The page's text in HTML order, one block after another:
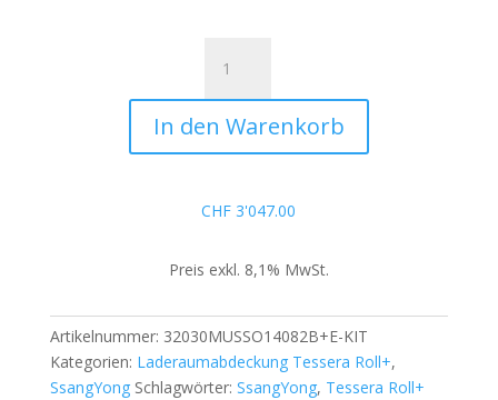
Roll+
Basic
inkl.
E-
für
Rexton
2018+
D/C
Menge
In den Warenkorb
CHF 3'047.00
Preis exkl. 8,1% MwSt.
Artikelnummer: 32030MUSSO14082B+E-KIT
Kategorien: Laderaumabdeckung Tessera Roll+,
SsangYong Schlagwörter: SsangYong, Tessera Roll+